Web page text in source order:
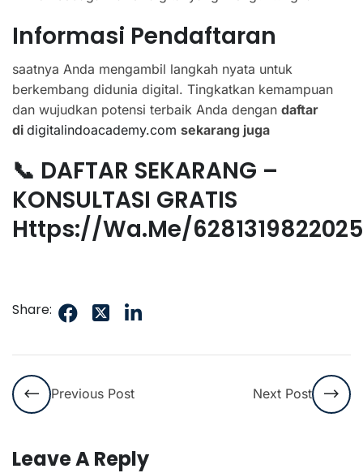
Informasi Pendaftaran
saatnya Anda mengambil langkah nyata untuk
berkembang didunia digital. Tingkatkan kemampuan
dan wujudkan potensi terbaik Anda dengan daftar
di digitalindoacademy.com sekarang juga
📞 DAFTAR SEKARANG –
KONSULTASI GRATIS
Https://wa.me/6281319822025
Share:
Previous Post Next Post
Leave A Reply